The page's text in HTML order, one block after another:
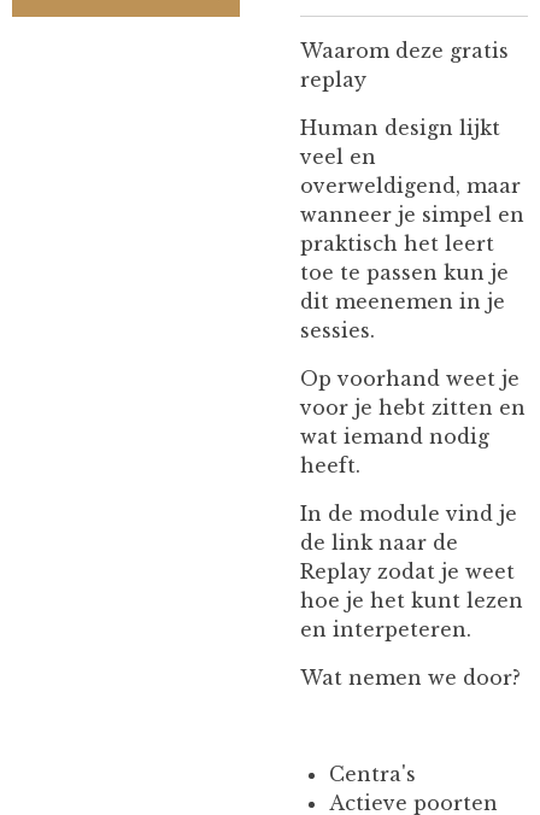
Waarom deze gratis
replay
Human design lijkt
veel en
overweldigend, maar
wanneer je simpel en
praktisch het leert
toe te passen kun je
dit meenemen in je
sessies.
Op voorhand weet je
voor je hebt zitten en
wat iemand nodig
heeft.
In de module vind je
de link naar de
Replay zodat je weet
hoe je het kunt lezen
en interpeteren.
Wat nemen we door?
Centra's
Actieve poorten